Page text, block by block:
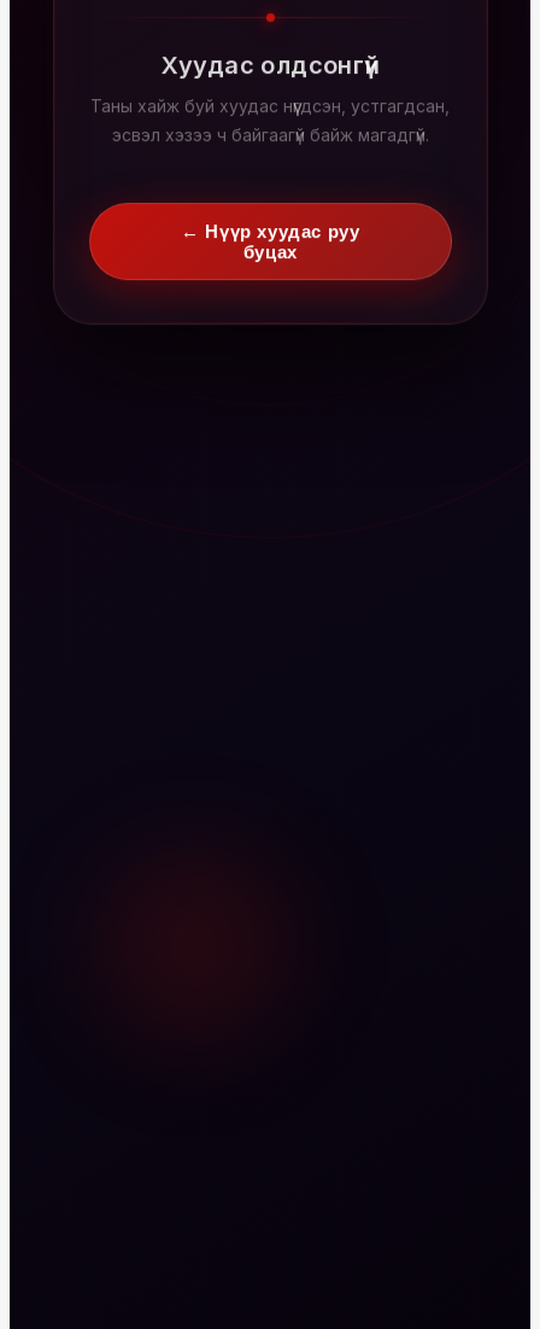
Хуудас олдсонгүй
Таны хайж буй хуудас нүүгдсэн, устгагдсан,
эсвэл хэзээ ч байгаагүй байж магадгүй.
← Нүүр хуудас руу
буцах